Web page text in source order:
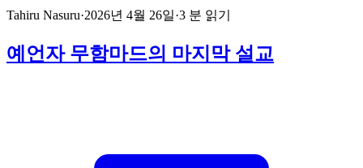
Tahiru Nasuru·2026년 4월 26일·3 분 읽기
예언자 무함마드의 마지막 설교